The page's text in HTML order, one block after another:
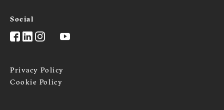
Social
Privacy Policy
Cookie Policy